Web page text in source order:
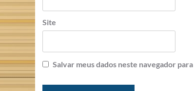
Site
Salvar meus dados neste navegador